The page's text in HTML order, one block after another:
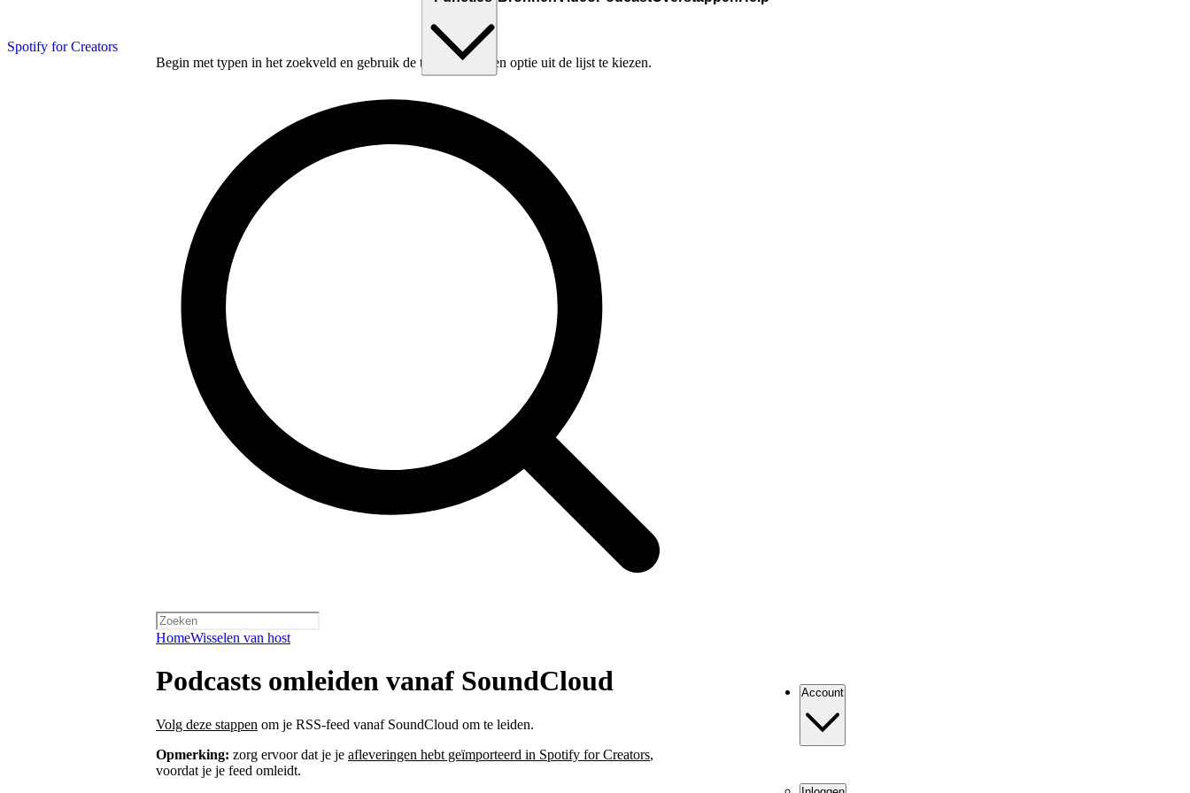
Spotify for Creators
Begin met typen in het zoekveld en gebruik de tabtoets om een optie uit de lijst te kiezen.
HomeWisselen van host
Podcasts omleiden vanaf SoundCloud
Volg deze stappen om je RSS-feed vanaf SoundCloud om te leiden.
Opmerking: zorg ervoor dat je je afleveringen hebt geïmporteerd in Spotify for Creators,
voordat je je feed omleidt.
Account